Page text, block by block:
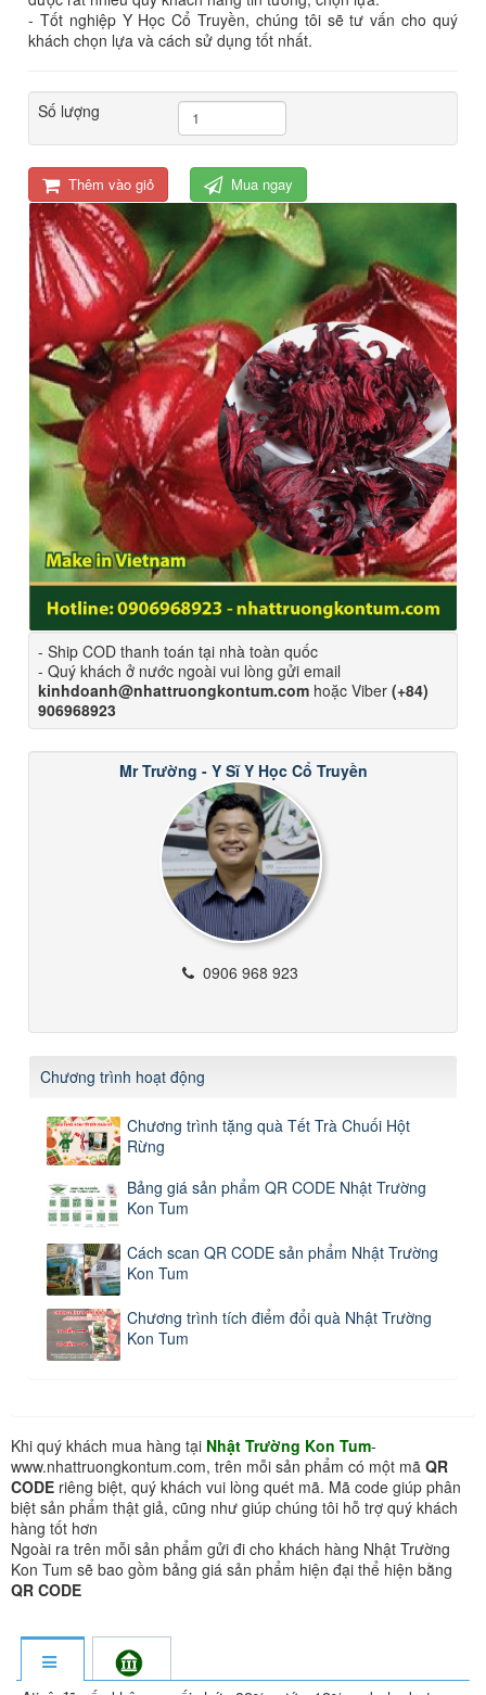
- Tốt nghiệp Y Học Cổ Truyền, chúng tôi sẽ tư vấn cho quý
khách chọn lựa và cách sử dụng tốt nhất.
Số lượng
Thêm vào giỏ Mua ngay
- Ship COD thanh toán tại nhà toàn quốc
- Quý khách ở nước ngoài vui lòng gửi email
kinhdoanh@nhattruongkontum.com hoặc Viber (+84)
906968923
Mr Trường - Y Sĩ Y Học Cổ Truyền
0906 968 923
Chương trình hoạt động
Chương trình tặng quà Tết Trà Chuối Hột
Rừng
Bảng giá sản phẩm QR CODE Nhật Trường
Kon Tum
Cách scan QR CODE sản phẩm Nhật Trường
Kon Tum
Chương trình tích điểm đổi quà Nhật Trường
Kon Tum
Khi quý khách mua hàng tại Nhật Trường Kon Tum-
www.nhattruongkontum.com, trên mỗi sản phẩm có một mã QR
CODE riêng biệt, quý khách vui lòng quét mã. Mã code giúp phân
biệt sản phẩm thật giả, cũng như giúp chúng tôi hỗ trợ quý khách
hàng tốt hơn
Ngoài ra trên mỗi sản phẩm gửi đi cho khách hàng Nhật Trường
Kon Tum sẽ bao gồm bảng giá sản phẩm hiện đại thể hiện bằng
QR CODE